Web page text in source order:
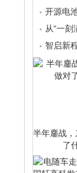
开源电
从“一刻
智启新
半年鏖战
了